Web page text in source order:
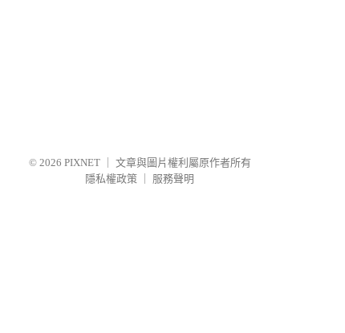
© 2026 PIXNET
文章與圖片權利屬原作者所有
隱私權政策
服務聲明